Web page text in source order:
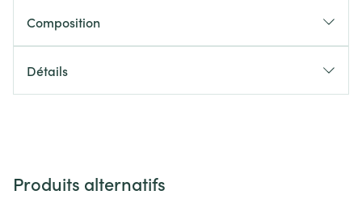
Composition
Détails
Produits alternatifs